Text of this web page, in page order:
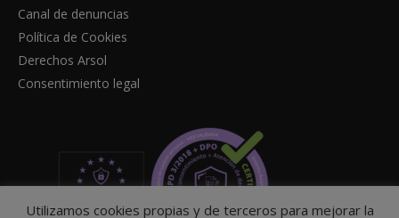
Canal de denuncias
Política de Cookies
Derechos Arsol
Consentimiento legal
Utilizamos cookies propias y de terceros para mejorar la